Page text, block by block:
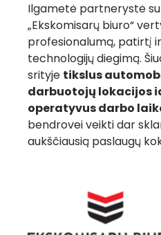
Ilgametė partnerystė su
„Ekskomisarų biuro“
profesionalumą, patirtį
technologijų diegimą.
srityje tikslus
darbuotojų lokacijos
operatyvus darbo
bendrovei veikti dar
aukščiausią paslaugų
Daugiau